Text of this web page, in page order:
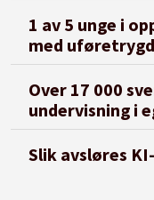
1 av 5 unge i
med uføretrygd
Over 17 000
undervisning i
Slik avsløres